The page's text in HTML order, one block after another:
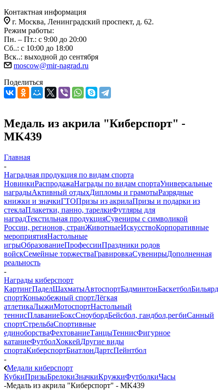
Контактная информация
г. Москва, Ленинградский проспект, д. 62.
Режим работы:
Пн. – Пт.: с 9:00 до 20:00
Сб..: с 10:00 до 18:00
Вск..: выходной до сентября
moscow@mir-nagrad.ru
Поделиться
Медаль из акрила "Киберспорт" -
MK439
Главная
-
Наградная продукция по видам спорта
НовинкиРаспродажаНаграды по видам спортаУниверсальные
наградыАктивный отдыхДипломы и грамотыРазрядные
книжки и значкиГТОПризы из акрилаПризы и подарки из
стеклаПлакетки, панно, тарелкиФутляры для
наградТекстильная продукцияСувениры с символикой
России, регионов, странЖивотныеИскусствоКорпоративные
мероприятияНастольные
игрыОбразованиеПрофессииПраздники родов
войскСемейные торжестваГравировкаСувенирыДополненная
реальность
-
Награды киберспорт
КартингПаделШахматыАвтоспортБадминтонБаскетболБильярд
спортКонькобежный спортЛёгкая
атлетикаЛыжиМотоспортНастольный
теннисПлаваниеБоксСноубордБейсбол, гандбол,регбиСанный
спортСтрельбаСпортивные
единоборстваФехтованиеТанцыТеннисФигурное
катаниеФутболХоккейДругие виды
спортаКиберспортБиатлонДартсПейнтбол
-
Медали киберспорт
КубкиПризыБрелокиЗначкиКружкиФутболкиЧасы
-Медаль из акрила "Киберспорт" - MK439